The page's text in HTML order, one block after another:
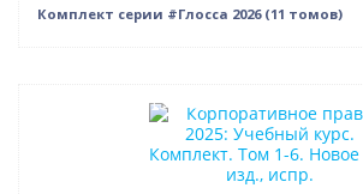
Комплект серии #Глосса 2026 (11 томов)
–10% (скидка 1350 ₽)